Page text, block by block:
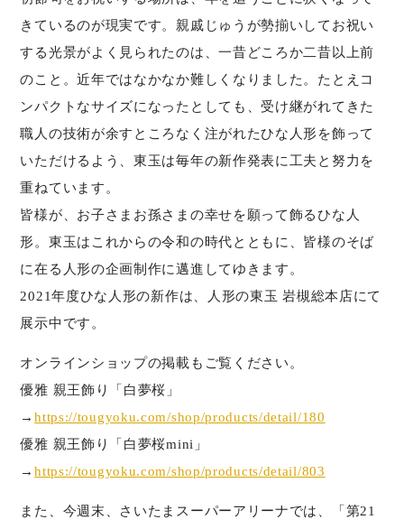
きているのが現実です。親戚じゅうが勢揃いしてお祝い
する光景がよく見られたのは、一昔どころか二昔以上前
のこと。近年ではなかなか難しくなりました。たとえコ
ンパクトなサイズになったとしても、受け継がれてきた
職人の技術が余すところなく注がれたひな人形を飾って
いただけるよう、東玉は毎年の新作発表に工夫と努力を
重ねています。
皆様が、お子さまお孫さまの幸せを願って飾るひな人
形。東玉はこれからの令和の時代とともに、皆様のそば
に在る人形の企画制作に邁進してゆきます。
2021年度ひな人形の新作は、人形の東玉 岩槻総本店にて
展示中です。
オンラインショップの掲載もご覧ください。
優雅 親王飾り「白夢桜」
→https://tougyoku.com/shop/products/detail/180
優雅 親王飾り「白夢桜mini」
→https://tougyoku.com/shop/products/detail/803
また、今週末、さいたまスーパーアリーナでは、「第21